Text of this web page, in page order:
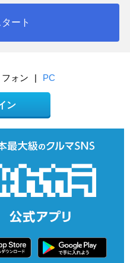
ート
ォン | PC
ン